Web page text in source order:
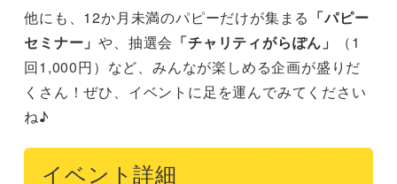
他にも、12か月未満のパピーだけが集まる 「パピー
セミナー」や、抽選会 「チャリティがらぽん」
（1
回1,000円）など、みんなが楽しめる企画が盛りだ
くさん！ぜひ、イベントに足を運んでみてください
ね♪
イベント詳細